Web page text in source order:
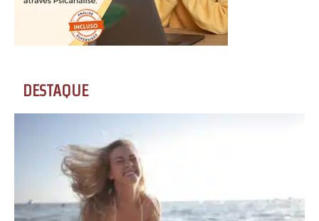
DESTAQUE